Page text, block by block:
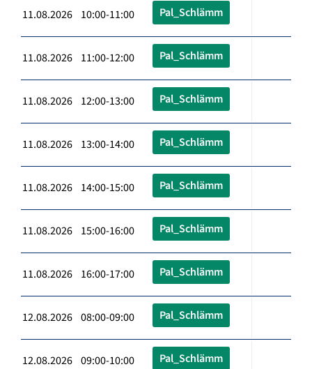
11.08.2026 10:00-11:00 Pal_Schlämm
11.08.2026 11:00-12:00 Pal_Schlämm
11.08.2026 12:00-13:00 Pal_Schlämm
11.08.2026 13:00-14:00 Pal_Schlämm
11.08.2026 14:00-15:00 Pal_Schlämm
11.08.2026 15:00-16:00 Pal_Schlämm
11.08.2026 16:00-17:00 Pal_Schlämm
12.08.2026 08:00-09:00 Pal_Schlämm
12.08.2026 09:00-10:00 Pal_Schlämm